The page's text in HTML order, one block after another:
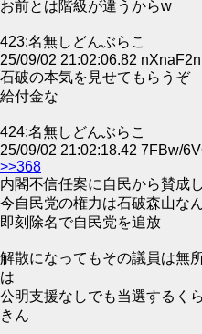
お前とは階級が違うからw
423:名無しどんぶらこ
25/09/02 21:02:06.82
石破の本気を見せてもらうぞ
給付金な
424:名無しどんぶらこ
25/09/02 21:02:18.42 7FBw/
>>368
内閣不信任案に自民から賛成
今自民党の権力は石破森山な
即刻除名で自民党を追放
解散になってもその議員は
は
公明支援なしでも当選するく
きん